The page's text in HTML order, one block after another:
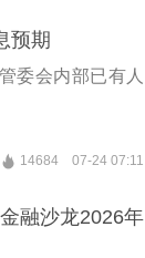
预期
委会内部已有人
14684 07-24 07:11
融沙龙2026年